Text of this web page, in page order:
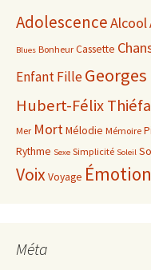
AdolescenceAlcool
Blues Bonheur Cassette
EnfantFille
Hubert-Félix
Mer MortMélodie Mémoire
Rythme Sexe Simplicité Soleil
VoixVoyage Émotion
Méta